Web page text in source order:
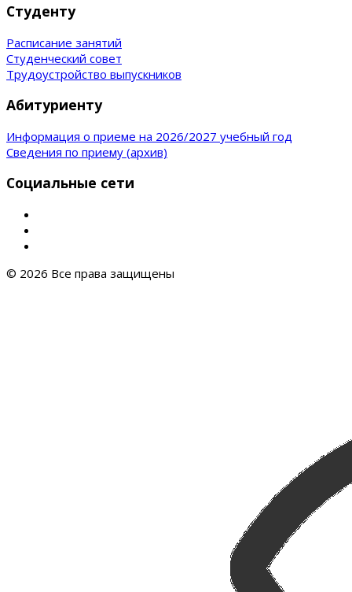
Студенту
Расписание занятий
Студенческий совет
Трудоустройство выпускников
Абитуриенту
Информация о приеме на 2026/2027 учебный год
Сведения по приему (архив)
Социальные сети
© 2026 Все права защищены